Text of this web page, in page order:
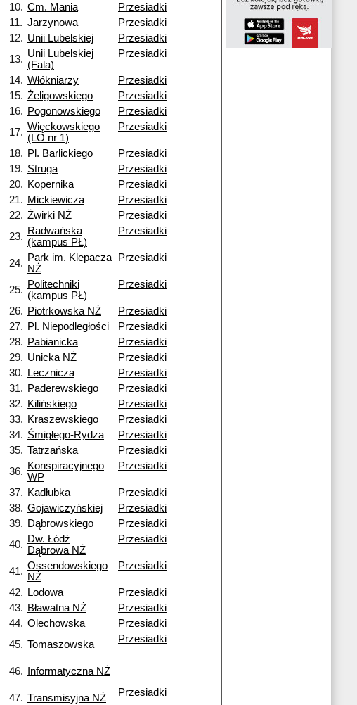
10. Cm. Mania
Przesiadki
11. Jarzynowa
Przesiadki
12. Unii Lubelskiej
Przesiadki
13. Unii Lubelskiej
(Fala)
Przesiadki
14. Włókniarzy
Przesiadki
15. Żeligowskiego
Przesiadki
16. Pogonowskiego
Przesiadki
17. Więckowskiego
(LO nr 1)
Przesiadki
18. Pl. Barlickiego
Przesiadki
19. Struga
Przesiadki
20. Kopernika
Przesiadki
21. Mickiewicza
Przesiadki
22. Żwirki NŻ
Przesiadki
23. Radwańska
(kampus PŁ)
Przesiadki
24. Park im. Klepacza
NŻ
Przesiadki
25. Politechniki
(kampus PŁ)
Przesiadki
26. Piotrkowska NŻ
Przesiadki
27. Pl. Niepodległości
Przesiadki
28. Pabianicka
Przesiadki
29. Unicka NŻ
Przesiadki
30. Lecznicza
Przesiadki
31. Paderewskiego
Przesiadki
32. Kilińskiego
Przesiadki
33. Kraszewskiego
Przesiadki
34. Śmigłego-Rydza
Przesiadki
35. Tatrzańska
Przesiadki
36. Konspiracyjnego
WP
Przesiadki
37. Kadłubka
Przesiadki
38. Gojawiczyńskiej
Przesiadki
39. Dąbrowskiego
Przesiadki
40. Dw. Łódź
Dąbrowa NŻ
Przesiadki
41. Ossendowskiego
NŻ
Przesiadki
42. Lodowa
Przesiadki
43. Bławatna NŻ
Przesiadki
44. Olechowska
Przesiadki
45. Tomaszowska Przesiadki
46.
Informatyczna NŻ
47. Transmisyjna NŻ Przesiadki